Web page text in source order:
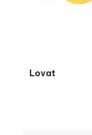
Lovat